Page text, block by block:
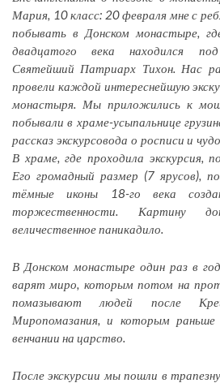
Мария, 10 класс: 20 февраля мне с
побывать в Донском монастыре,
двадцатого века находился
Святейший Патриарх Тихон. Нас
провели каждой интереснейшую
монастыря. Мы приложились к
побывали в храме-усыпальнице
рассказ экскурсовода о росписи и
В храме, где проходила экскурсия,
Его громадный размер (7 ярусов),
тёмные иконы 18-го века
торжественности. Картину
величественное паникадило.
В Донском монастыре один раз в
варят миро, которым потом на
помазывают людей после
Миропомазания, и которым раньше
венчании на царство.
После экскурсии мы пошли в